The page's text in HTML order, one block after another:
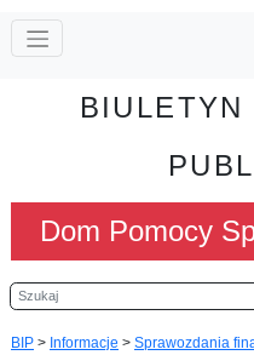
Dom Pomocy
Szukaj
BIP > Informacje > Sprawozdania